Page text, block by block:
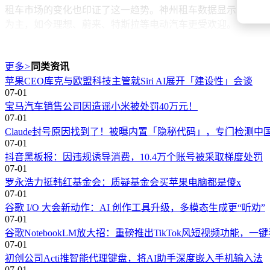
租车市场的变化也印证了这一趋势。神州租车数据显示，去
级，从江浙沪农村到新疆、西藏的偏远县城，甚至珠穆朗玛
油。
冬季性能曾是电动汽车的短板，如今也得到显著改善。各大
箱、后排电视、按摩座椅、辅助驾驶等配置，让同预算下的
油价的波动，让更多人重新审视出行工具的选择。无论是享
车还是电动汽车相伴？欢迎在评论区分享你的选择。
更多> 同类资讯
苹果CEO库克与欧盟科技主管就Siri AI展开「建设性」会谈
07-01
宝马汽车销售公司因造谣小米被处罚40万元！
07-01
Claude封号原因找到了！被曝内置「隐秘代码」，专门检测中
07-01
抖音黑板报：因违规诱导消费，10.4万个账号被采取梯度处罚
07-01
罗永浩力挺韩红基金会：质疑基金会买苹果电脑都是傻x
07-01
谷歌 I/O 大会新动作：AI 创作工具升级，多模态生成更“听劝”
07-01
谷歌NotebookLM放大招：重磅推出TikTok风短视频功能，一
07-01
初创公司Acti推智能代理键盘，将AI助手深度嵌入手机输入法